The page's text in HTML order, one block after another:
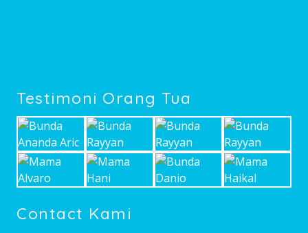
Testimoni Orang Tua
Contact Kami